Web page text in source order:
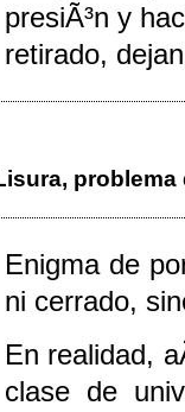
presiÃ³n y
retirado,
problema
Enigma de
ni cerrado,
En realidad,
clase de